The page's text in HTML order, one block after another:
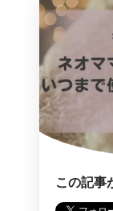
この記事